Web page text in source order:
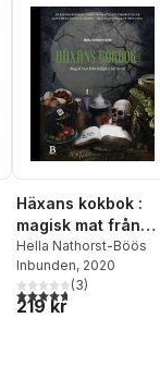
antal röster:
Häxans kokbok :
magisk mat från
trädgård och
Hella Nathorst-Böös
Inbunden, 2020
4,7utav 5 stjärnor.
(3)
219 kr